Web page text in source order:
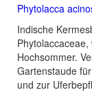
Phytolacca
Indische
Hochsommer.
Gartenstaude
und zur